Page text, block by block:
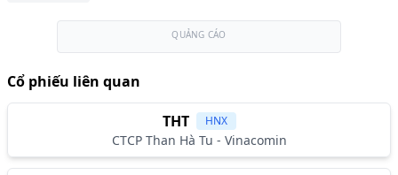
QUẢNG CÁO
Cổ phiếu liên quan
THT HNX
CTCP Than Hà Tu - Vinacomin